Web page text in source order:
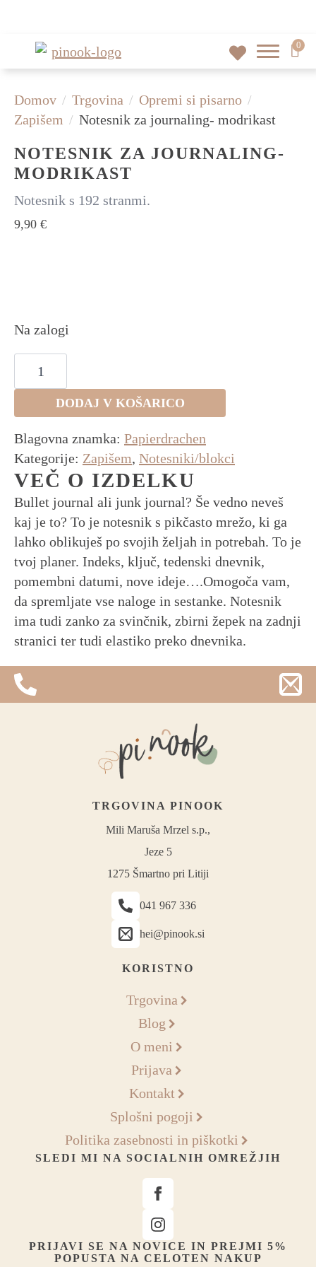
0
Domov Trgovina
Opremi si pisarno
Zapišem
Notesnik za journaling- modrikast
NOTESNIK ZA JOURNALING-
MODRIKAST
Notesnik s 192 stranmi.
9,90 €
Na zalogi
Notesnik
journaling-
modrikast
količina
DODAJ V KOŠARICO
Blagovna znamka: Papierdrachen
Kategorije: Zapišem, Notesniki/blokci
VEČ O IZDELKU
Bullet journal ali junk journal? Še vedno neveš
kaj je to? To je notesnik s pikčasto mrežo, ki ga
lahko oblikuješ po svojih željah in potrebah. To je
tvoj planer. Indeks, ključ, tedenski dnevnik,
pomembni datumi, nove ideje….Omogoča vam,
da spremljate vse naloge in sestanke. Notesnik
ima tudi zanko za svinčnik, zbirni žepek na zadnji
stranici ter tudi elastiko preko dnevnika.
TRGOVINA PINOOK
Mili Maruša Mrzel s.p.,
Jeze 5
1275 Šmartno pri Litiji
041 967 336
hei@pinook.si
KORISTNO
Trgovina
Blog
O meni
Prijava
Kontakt
Splošni pogoji
Politika zasebnosti in piškotki
SLEDI MI NA SOCIALNIH OMREŽJIH
PRIJAVI SE NA NOVICE IN PREJMI 5%
POPUSTA NA CELOTEN NAKUP